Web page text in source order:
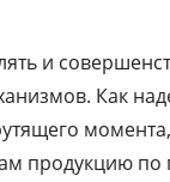
и
Как
продукцию